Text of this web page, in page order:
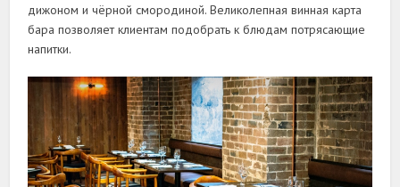
дижоном и чёрной смородиной. Великолепная винная карта
бара позволяет клиентам подобрать к блюдам потрясающие
напитки.